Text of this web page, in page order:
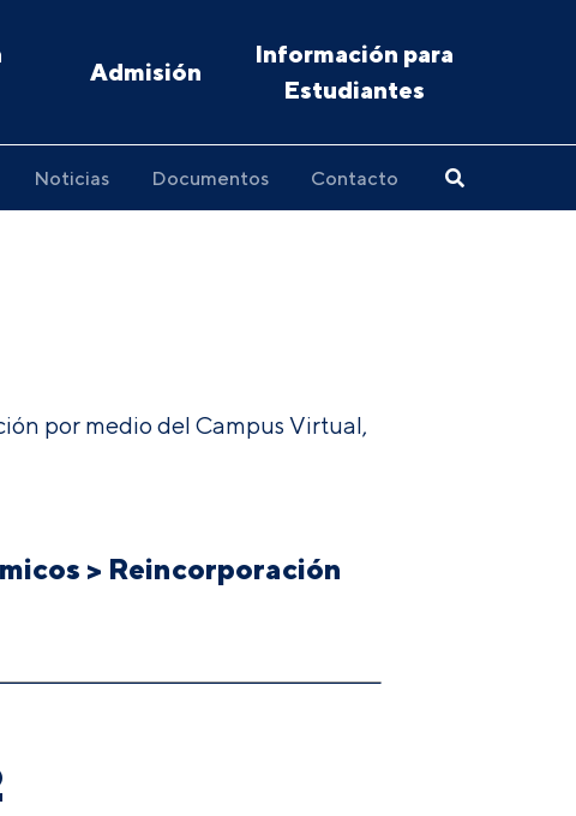
Admisión
Información para
Estudiantes
Noticias Documentos Contacto
por medio del Campus Virtual,
> Reincorporación